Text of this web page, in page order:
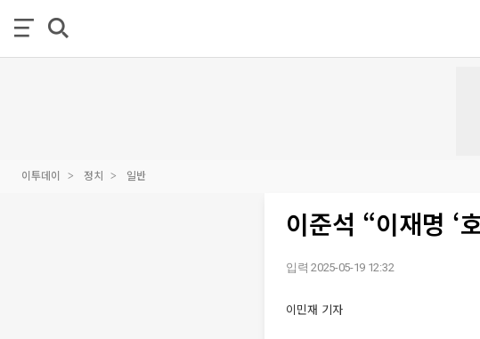
이투데이 정치 일반
이준석 “이재명 ‘
입력 2025-05-19 12:32
이민재 기자